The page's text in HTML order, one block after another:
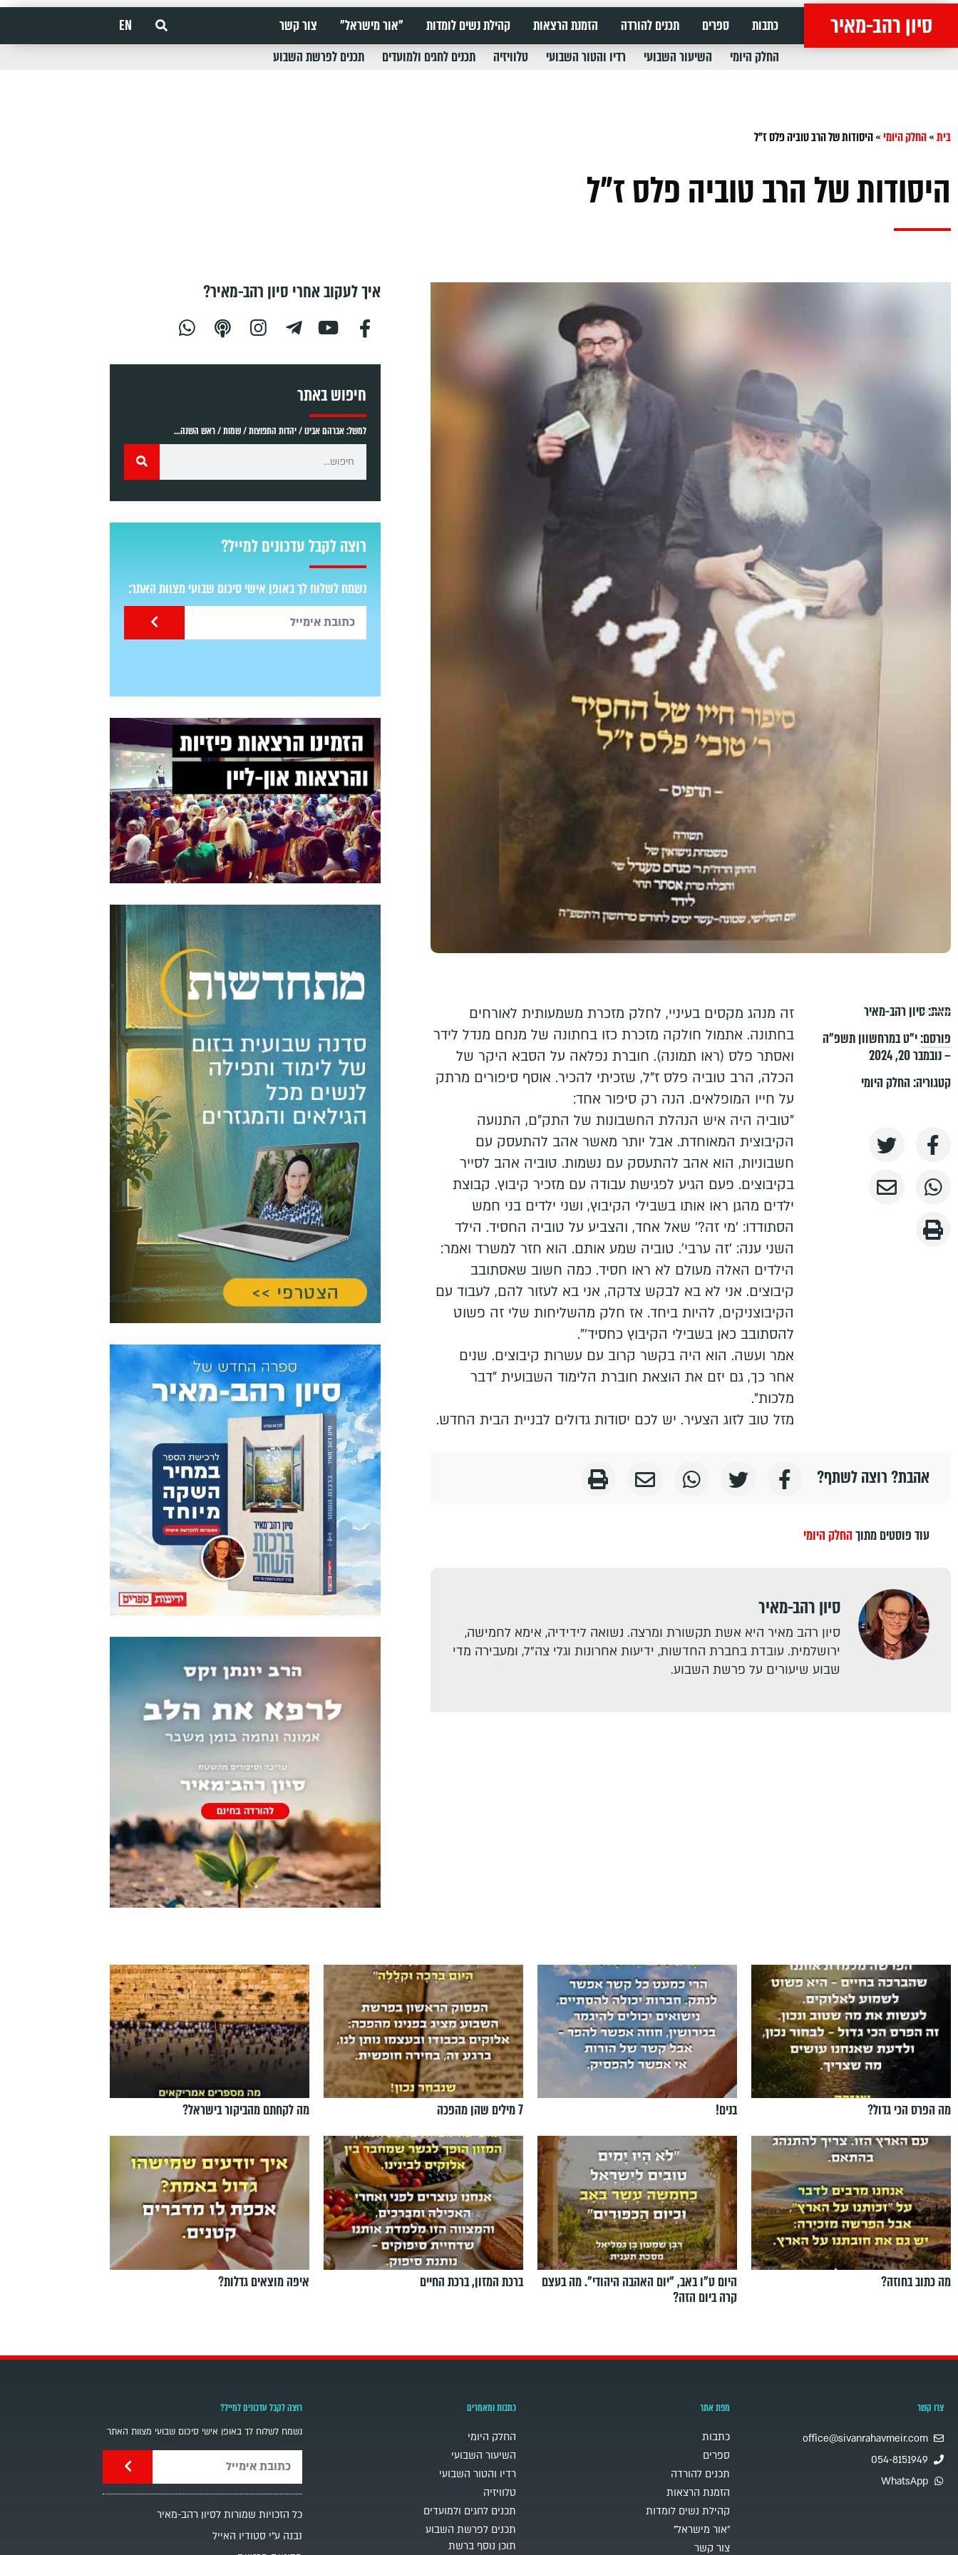
סיון רהב-מאיר כתבות ספרים תכנים להורדה הזמנת הרצאות קהילת נשים לומדות "אור מישראל" צור קשר
EN
החלק היומי
השיעור השבועי רדיו והטור השבועי טלוויזיה תכנים לחגים ולמועדים תכנים לפרשת השבוע
בית»החלק היומי»היסודות של הרב טוביה פלס ז"ל
היסודות של הרב טוביה פלס ז"ל
מאת:סיון רהב-מאיר
פורסם:י״ט במרחשוון תשפ״ה
– נובמבר 20, 2024
קטגוריה:החלק היומי
זה מנהג מקסים בעיניי, לחלק מזכרת משמעותית לאורחים
בחתונה. אתמול חולקה מזכרת כזו בחתונה של מנחם מנדל לידר
ואסתר פלס (ראו תמונה). חוברת נפלאה על הסבא היקר של
הכלה, הרב טוביה פלס ז"ל, שזכיתי להכיר. אוסף סיפורים מרתק
על חייו המופלאים. הנה רק סיפור אחד:
"טוביה היה איש הנהלת החשבונות של התק"ם, התנועה
הקיבוצית המאוחדת. אבל יותר מאשר אהב להתעסק עם
חשבוניות, הוא אהב להתעסק עם נשמות. טוביה אהב לסייר
בקיבוצים. פעם הגיע לפגישת עבודה עם מזכיר קיבוץ. קבוצת
ילדים מהגן ראו אותו בשבילי הקיבוץ, ושני ילדים בני חמש
הסתודדו: ׳מי זה?׳ שאל אחד, והצביע על טוביה החסיד. הילד
השני ענה: ׳זה ערבי׳. טוביה שמע אותם. הוא חזר למשרד ואמר:
הילדים האלה מעולם לא ראו חסיד. כמה חשוב שאסתובב
קיבוצים. אני לא בא לבקש צדקה, אני בא לעזור להם, לעבוד עם
הקיבוצניקים, להיות ביחד. אז חלק מהשליחות שלי זה פשוט
להסתובב כאן בשבילי הקיבוץ כחסיד׳".
אמר ועשה. הוא היה בקשר קרוב עם עשרות קיבוצים. שנים
אחר כך, גם יזם את הוצאת חוברת הלימוד השבועית "דבר
מלכות".
מזל טוב לזוג הצעיר. יש לכם יסודות גדולים לבניית הבית החדש.
אהבת? רוצה לשתף?
עוד פוסטים מתוךהחלק היומי
סיון רהב-מאיר
סיון רהב מאיר היא אשת תקשורת ומרצה. נשואה לידידיה, אימא לחמישה,
ירושלמית. עובדת בחברת החדשות, ידיעות אחרונות וגלי צה"ל, ומעבירה מדי
שבוע שיעורים על פרשת השבוע.
איך לעקוב אחרי סיון רהב-מאיר?
חיפוש באתר
למשל: אברהם אבינו / יהדות התפוצות / שמות / ראש השנה...
רוצה לקבל עדכונים למייל?
נשמח לשלוח לך באופן אישי סיכום שבועי מצוות האתר:
מה הפרס הכי גדול? בנים! 7 מילים שהן מהפכה מה לקחתם מהביקור בישראל?
מה כתוב בחוזה?
היום ט"ו באב, ”יום האהבה היהודי". מה בעצם
קרה ביום הזה?
ברכת המזון, ברכת החיים איפה מוצאים גדלות?
צרו קשר
office@sivanrahavmeir.com
054-8151949
WhatsApp
מפת אתר
כתבות
ספרים
תכנים להורדה
הזמנת הרצאות
קהילת נשים לומדות
"אור מישראל"
צור קשר
כתבות ומאמרים
החלק היומי
השיעור השבועי
רדיו והטור השבועי
טלוויזיה
תכנים לחגים ולמועדים
תכנים לפרשת השבוע
תוכן נוסף ברשת
רוצה לקבל עדכונים למייל?
נשמח לשלוח לך באופן אישי סיכום שבועי מצוות האתר
כל הזכויות שמורות לסיון רהב-מאיר
נבנה ע"י סטודיו האייל